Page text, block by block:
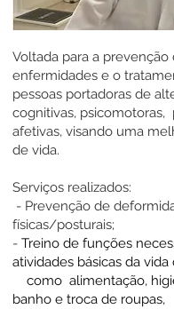
Voltada para a prevenção
enfermidades e o
pessoas portadoras de
cognitivas, psicomotoras,
afetivas, visando uma
de vida.
Serviços realizados:
- Prevenção de
físicas/posturais;
- Treino de funções
atividades básicas da vida
como alimentação,
banho e troca de roupas,